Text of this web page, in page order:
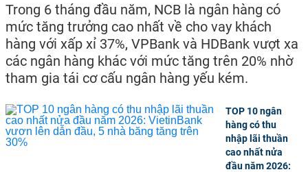
Trong 6 tháng đầu năm, NCB là ngân hàng có
mức tăng trưởng cao nhất về cho vay khách
hàng với xấp xỉ 37%, VPBank và HDBank vượt xa
các ngân hàng khác với mức tăng trên 20% nhờ
tham gia tái cơ cấu ngân hàng yếu kém.
TOP 10 ngân
hàng có thu
nhập lãi thuần
cao nhất nửa
đầu năm 2026: